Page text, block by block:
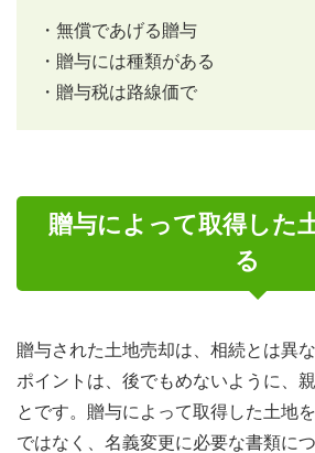
・無償であげる贈与
・贈与には種類がある
・贈与税は路線価で
贈与によって取得した
る
贈与された土地売却は、相続とは異
ポイントは、後でもめないように、
とです。贈与によって取得した土地
ではなく、名義変更に必要な書類に